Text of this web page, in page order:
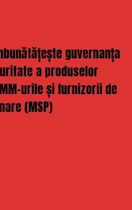
guvernanța
a produselor
urile și furnizorii de
(MSP)